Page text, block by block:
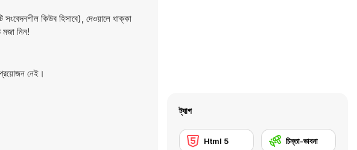
কিউব হিসাবে), দেওয়ালে ধাক্কা
মজা নিন!
নেই।
ট্যাগ
Html 5 চিন্তা-ভাবনা